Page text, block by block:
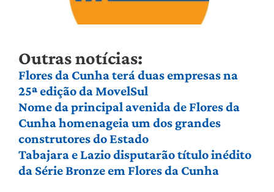
Outras notícias:
Flores da Cunha terá duas empresas na
25ª edição da MovelSul
Nome da principal avenida de Flores da
Cunha homenageia um dos grandes
construtores do Estado
Tabajara e Lazio disputarão título inédito
da Série Bronze em Flores da Cunha